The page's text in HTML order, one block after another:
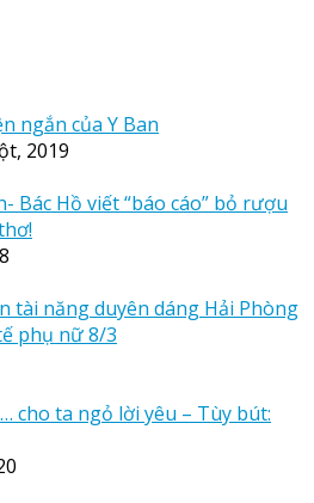
ngắn của Y Ban
2019
Bác Hồ viết “báo cáo” bỏ rượu
tài năng duyên dáng Hải Phòng
phụ nữ 8/3
cho ta ngỏ lời yêu – Tùy bút: